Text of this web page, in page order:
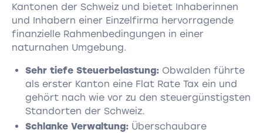
Kantonen der Schweiz und bietet Inhaberinnen
und Inhabern einer Einzelfirma hervorragende
finanzielle Rahmenbedingungen in einer
naturnahen Umgebung.
Sehr tiefe Steuerbelastung: Obwalden führte
als erster Kanton eine Flat Rate Tax ein und
gehört nach wie vor zu den steuergünstigsten
Standorten der Schweiz.
Schlanke Verwaltung: Überschaubare